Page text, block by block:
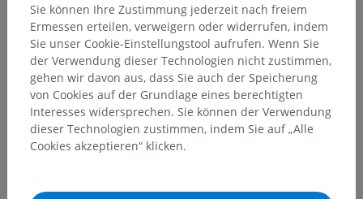
Anatomie des Menschen 1
Allgemeine Anatomie>
Teile des menschlichen Körpers> Stamm; Rumpf
Darunterliegende Strukturen:
Brust
Bauch
Sie können Ihre Zustimmung jederzeit nach freiem
Ermessen erteilen, verweigern oder widerrufen, indem
Sie unser Cookie-Einstellungstool aufrufen. Wenn Sie
der Verwendung dieser Technologien nicht zustimmen,
gehen wir davon aus, dass Sie auch der Speicherung
von Cookies auf der Grundlage eines berechtigten
Interesses widersprechen. Sie können der Verwendung
dieser Technologien zustimmen, indem Sie auf „Alle
Cookies akzeptieren“ klicken.